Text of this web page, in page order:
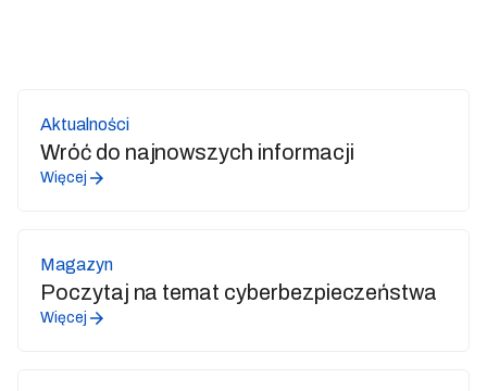
Aktualności
Wróć do najnowszych informacji
Więcej
Magazyn
Poczytaj na temat cyberbezpieczeństwa
Więcej